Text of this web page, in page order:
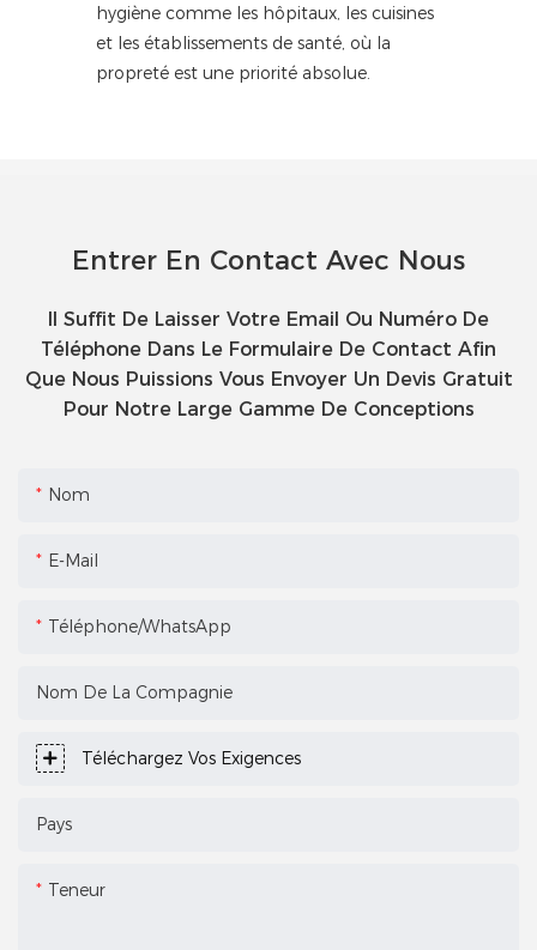
hygiène comme les hôpitaux, les cuisines
et les établissements de santé, où la
propreté est une priorité absolue.
Entrer En Contact Avec Nous
Il Suffit De Laisser Votre Email Ou Numéro De
Téléphone Dans Le Formulaire De Contact Afin
Que Nous Puissions Vous Envoyer Un Devis Gratuit
Pour Notre Large Gamme De Conceptions
Nom
E-Mail
Téléphone/WhatsApp
Nom De La Compagnie
Téléchargez Vos Exigences
Pays
Teneur